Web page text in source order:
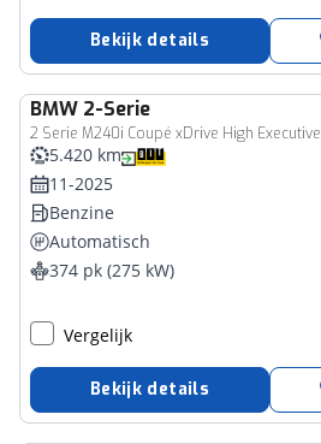
Bekijk details
BMW 2-Serie
2 Serie M240i Coupé xDrive High Executive
5.420 km
11-2025
Benzine
Automatisch
374 pk (275 kW)
Vergelijk
Bekijk details